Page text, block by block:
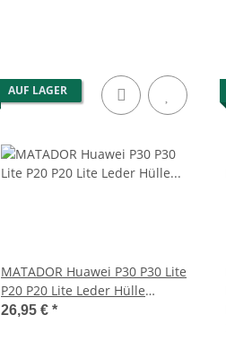
AUF LAGER
MATADOR Huawei P30 P30 Lite
P20 P20 Lite Leder Hülle
Schwarz
26,95 € *